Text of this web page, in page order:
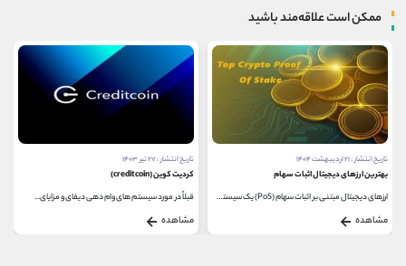
ممکن است علاقه‌مند باشید
تاریخ انتشار : ۲۱ اردیبهشت ۱۴۰۴
بهترین ارزهای دیجیتال اثبات سهام
ارزهای دیجیتال مبتنی بر اثبات سهام (PoS) یک سیستم...
مشاهده
تاریخ انتشار : ۲۷ تیر ۱۴۰۳
کردیت کوین (creditcoin)
قبلاً در مورد سیستم‌ های وام دهی دیفای و مزایای...
مشاهده